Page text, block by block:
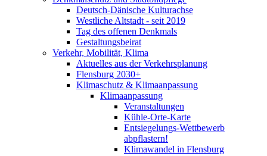
Deutsch-Dänische Kulturachse
Westliche Altstadt - seit 2019
Tag des offenen Denkmals
Gestaltungsbeirat
Verkehr, Mobilität, Klima
Aktuelles aus der Verkehrsplanung
Flensburg 2030+
Klimaschutz & Klimaanpassung
Klimaanpassung
Veranstaltungen
Kühle-Orte-Karte
Entsiegelungs-Wettbewerb
abpflastern!
Klimawandel in Flensburg